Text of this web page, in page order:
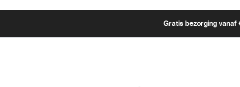
Gratis bezorging vanaf